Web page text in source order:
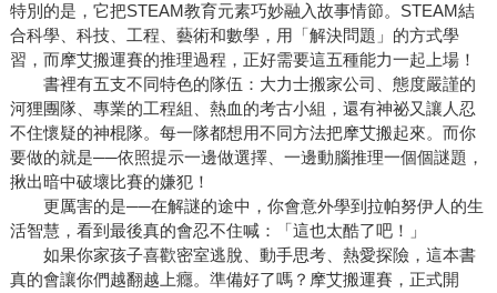
特別的是，它把STEAM教育元素巧妙融入故事情節。STEAM結
合科學、科技、工程、藝術和數學，用「解決問題」的方式學
習，而摩艾搬運賽的推理過程，正好需要這五種能力一起上場！
書裡有五支不同特色的隊伍：大力士搬家公司、態度嚴謹的
河狸團隊、專業的工程組、熱血的考古小組，還有神祕又讓人忍
不住懷疑的神棍隊。每一隊都想用不同方法把摩艾搬起來。而你
要做的就是──依照提示一邊做選擇、一邊動腦推理一個個謎題，
揪出暗中破壞比賽的嫌犯！
更厲害的是──在解謎的途中，你會意外學到拉帕努伊人的生
活智慧，看到最後真的會忍不住喊：「這也太酷了吧！」
如果你家孩子喜歡密室逃脫、動手思考、熱愛探險，這本書
真的會讓你們越翻越上癮。準備好了嗎？摩艾搬運賽，正式開